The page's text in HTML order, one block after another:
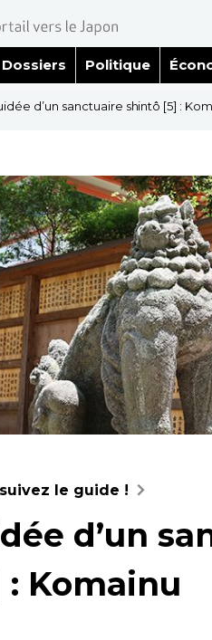
Dossiers Politique
d’un sanctuaire shintô [5] :
le guide !
d’un
Komainu